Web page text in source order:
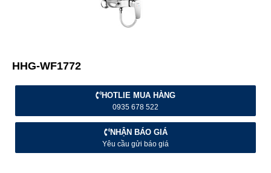
HHG-WF1772
HOTLIE MUA HÀNG
0935 678 522
NHẬN BÁO GIÁ
Yêu cầu gửi báo giá